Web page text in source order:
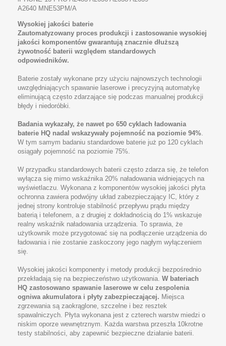
A2640 MNE53PM/A
Wysokiej jakości baterie
Zautomatyzowany proces produkcji i zastosowanie wysokiej
jakości komponentów gwarantują znacznie dłuższą
żywotność baterii względem standardowych
odpowiedników.
Baterie zostały wykonane przy użyciu najnowszych technologii
uwzględniających spawanie laserowe i precyzyjną automatykę
eliminującą często zdarzające się podczas manualnej produkcji
błędy i niedoróbki.
Badania wykazały, że nawet po 650 cyklach ładowania
baterie HQ nadal wskazywały pojemność na poziomie 94%.
W tym samym badaniu standardowe baterie już po 120 cyklach
osiągały pojemność na poziomie 75%.
W przypadku standardowych baterii często zdarza się, że telefon
wyłącza się mimo wskaźnika 20% naładowania widniejących na
wyświetlaczu. Wykonana z komponentów wysokiej jakości płyta
ochronna zawiera podwójny układ zabezpieczający IC, który z
jednej strony kontroluje stabilność przepływu prądu między
baterią i telefonem, a z drugiej z dokładnością do 1% wskazuje
realny wskaźnik naładowania urządzenia. To sprawia, że
użytkownik może przygotować się na podłączenie urządzenia do
ładowania i nie zostanie zaskoczony jego nagłym wyłączeniem
się.
Wysokiej jakości komponenty i metody produkcji bezpośrednio
przekładają się na bezpieczeństwo użytkowania. W bateriach
HQ zastosowano spawanie laserowe w celu zespolenia
ogniwa akumulatora i płyty zabezpieczającej. Miejsca
zgrzewania są zaokrąglone, szczelne i bez resztek
spawalniczych. Płyta wykonana jest z czterech warstw miedzi o
niskim oporze wewnętrznym. Każda warstwa przeszła 10krotne
testy stabilności, aby zapewnić bezpieczne działanie baterii.